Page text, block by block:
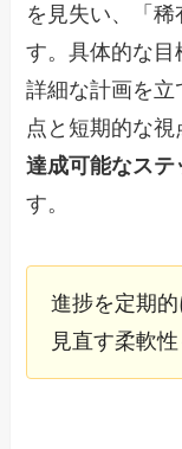
を見失い、「
す。具体的な
詳細な計画を立
点と短期的な
達成可能なス
す。
進捗を定期
見直す柔軟